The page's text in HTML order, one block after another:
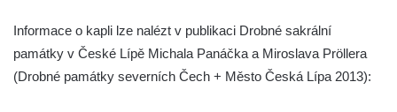
Kaple na křižovatce ulic Budějovická a
Dělnická v Kamenném Újezdě
Informace o kapli lze nalézt v publikaci Drobné sakrální
památky v České Lípě Michala Panáčka a Miroslava Pröllera
(Drobné památky severních Čech + Město Česká Lípa 2013):